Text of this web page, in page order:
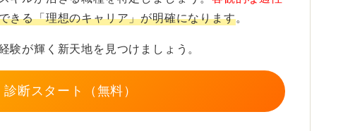
きる「理想のキャリア」が明確になります。
験が輝く新天地を見つけましょう。
診断スタート（無料）